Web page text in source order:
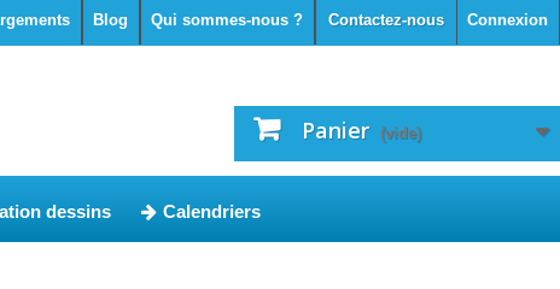
Connexion
Contactez-nous
Qui sommes-nous ?
Blog
Panier (vide)
dessins Calendriers